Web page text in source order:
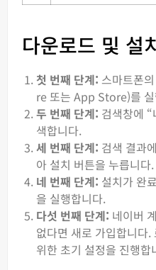
다운로드 및 설
첫 번째 단계: 스마트폰
re 또는 App Store)를
두 번째 단계: 검색창에
색합니다.
세 번째 단계: 검색 결과
아 설치 버튼을 누릅니다.
네 번째 단계: 설치가 완
을 실행합니다.
다섯 번째 단계: 네이버
없다면 새로 가입합니다
위한 초기 설정을 진행합